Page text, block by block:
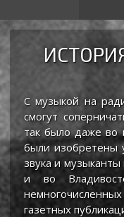
С музыкой на
смогут
так было даже во
были изобретены
звука и
и во
газетных